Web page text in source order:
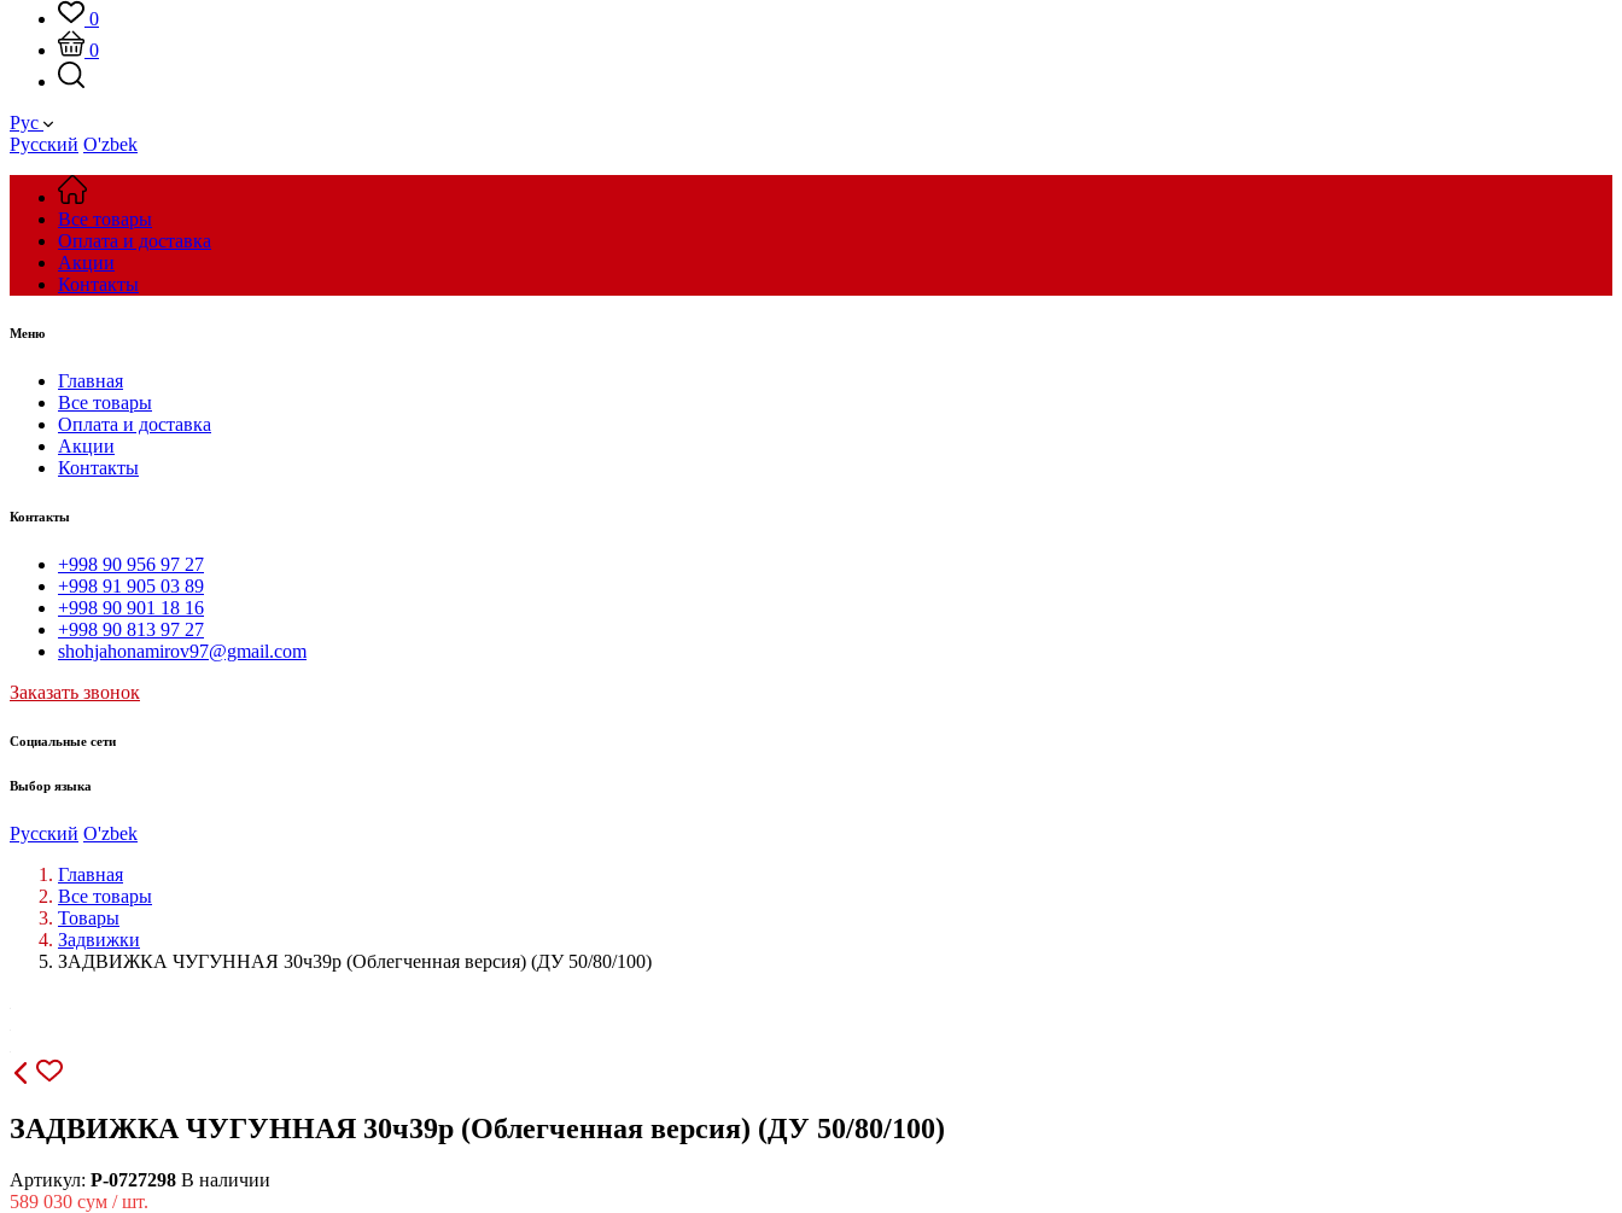
0
0
Рус
Русский O'zbek
Все товары
Оплата и доставка
Акции
Контакты
Меню
Главная
Все товары
Оплата и доставка
Акции
Контакты
Контакты
+998 90 956 97 27
+998 91 905 03 89
+998 90 901 18 16
+998 90 813 97 27
shohjahonamirov97@gmail.com
Заказать звонок
Социальные сети
Выбор языка
Русский O'zbek
Главная
Все товары
Товары
Задвижки
ЗАДВИЖКА ЧУГУННАЯ 30ч39р (Облегченная версия) (ДУ 50/80/100)
ЗАДВИЖКА ЧУГУННАЯ 30ч39р (Облегченная версия) (ДУ 50/80/100)
Артикул: P-0727298 В наличии
589 030 сум / шт.